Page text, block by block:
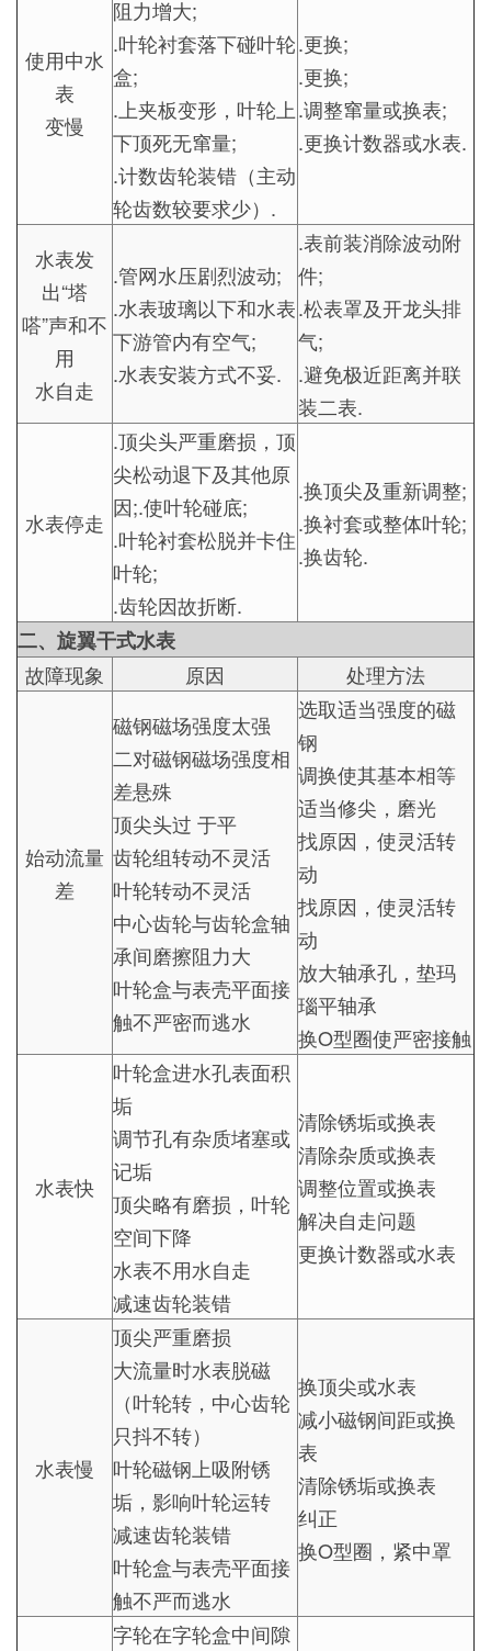
使用中水
表
变慢
阻力增大;
.叶轮衬套落下碰叶轮
盒;
.上夹板变形，叶轮上
下顶死无窜量;
.计数齿轮装错（主动
轮齿数较要求少）.
.更换;
.更换;
.调整窜量或换表;
.更换计数器或水表.
水表发
出“塔
嗒”声和不
用
水自走
.管网水压剧烈波动;
.水表玻璃以下和水表
下游管内有空气;
.水表安装方式不妥.
.表前装消除波动附
件;
.松表罩及开龙头排
气;
.避免极近距离并联
装二表.
水表停走
.顶尖头严重磨损，顶
尖松动退下及其他原
因;.使叶轮碰底;
.叶轮衬套松脱并卡住
叶轮;
.齿轮因故折断.
.换顶尖及重新调整;
.换衬套或整体叶轮;
.换齿轮.
二、旋翼干式水表
故障现象
原因 处理方法
始动流量
差
磁钢磁场强度太强
二对磁钢磁场强度相
差悬殊
顶尖头过 于平
齿轮组转动不灵活
叶轮转动不灵活
中心齿轮与齿轮盒轴
承间磨擦阻力大
叶轮盒与表壳平面接
触不严密而逃水
选取适当强度的磁
钢
调换使其基本相等
适当修尖，磨光
找原因，使灵活转
动
找原因，使灵活转
动
放大轴承孔，垫玛
瑙平轴承
换O型圈使严密接触
水表快
叶轮盒进水孔表面积
垢
调节孔有杂质堵塞或
记垢
顶尖略有磨损，叶轮
空间下降
水表不用水自走
减速齿轮装错
清除锈垢或换表
清除杂质或换表
调整位置或换表
解决自走问题
更换计数器或水表
水表慢
顶尖严重磨损
大流量时水表脱磁
（叶轮转，中心齿轮
只抖不转）
叶轮磁钢上吸附锈
垢，影响叶轮运转
减速齿轮装错
叶轮盒与表壳平面接
触不严而逃水
换顶尖或水表
减小磁钢间距或换
表
清除锈垢或换表
纠正
换O型圈，紧中罩
字轮在字轮盒中间隙